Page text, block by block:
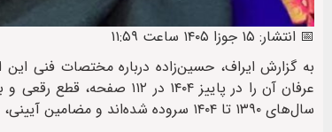
📅 انتشار: ۱۵ جوزا ۱۴۰۵ ساعت ۱۱:۵۹
به گزارش ایراف، حسین‌زاده درباره مختصات فنی
عرفان آن را در پاییز
سال‌های ۱۳۹۰ تا ۱۴۰۴ سروده شده‌اند و مضامین آیینی، عاشقانه و به‌ویژه اجتماعی را در بر می‌گیرند.